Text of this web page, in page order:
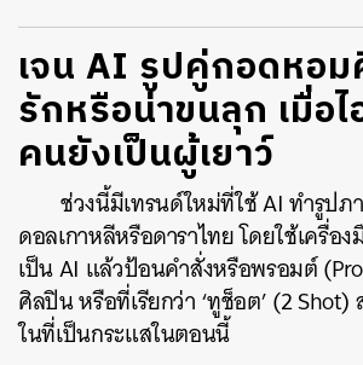
เจน AI รูปคู่กอดหอ
รักหรือน่าขนลุก เมื่อ
คนยังเป็นผู้เยาว์
ช่วงนี้มีเทรนด์ใหม่ที่ใช้ AI ทำรูป
ดอลเกาหลีหรือดาราไทย โดยใช้เครื่อ
เป็น AI แล้วป้อนคำสั่งหรือพรอมต์
ศิลปิน หรือที่เรียกว่า ‘ทูช็อต’ (2 Shot)
ในที่เป็นกระแสในตอนนี้